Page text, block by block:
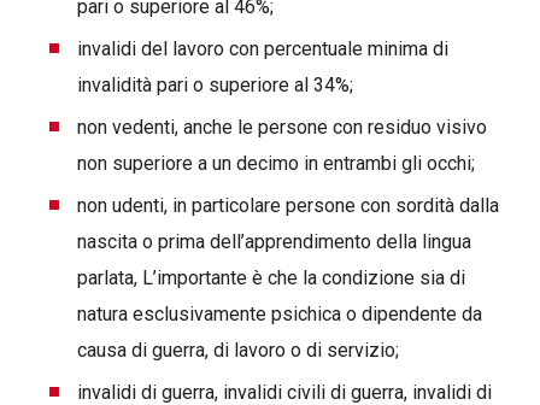
pari o superiore al 46%;
invalidi del lavoro con percentuale minima di
invalidità pari o superiore al 34%;
non vedenti, anche le persone con residuo visivo
non superiore a un decimo in entrambi gli occhi;
non udenti, in particolare persone con sordità dalla
nascita o prima dell’apprendimento della lingua
parlata, L’importante è che la condizione sia di
natura esclusivamente psichica o dipendente da
causa di guerra, di lavoro o di servizio;
invalidi di guerra, invalidi civili di guerra, invalidi di